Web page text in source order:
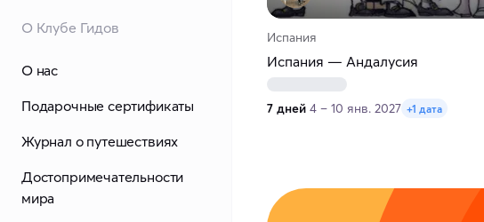
О Клубе Гидов
О нас
Подарочные сертификаты
Журнал о путешествиях
Достопримечательности
мира
Испания
Испания — Андалусия
7 дней 4 – 10 янв. 2027 +1 дата